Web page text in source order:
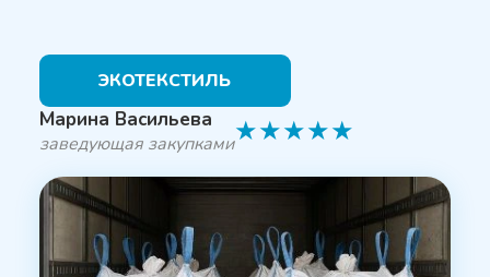
ЭКОТЕКСТИЛЬ
Марина Васильева
заведующая закупками★★★★★